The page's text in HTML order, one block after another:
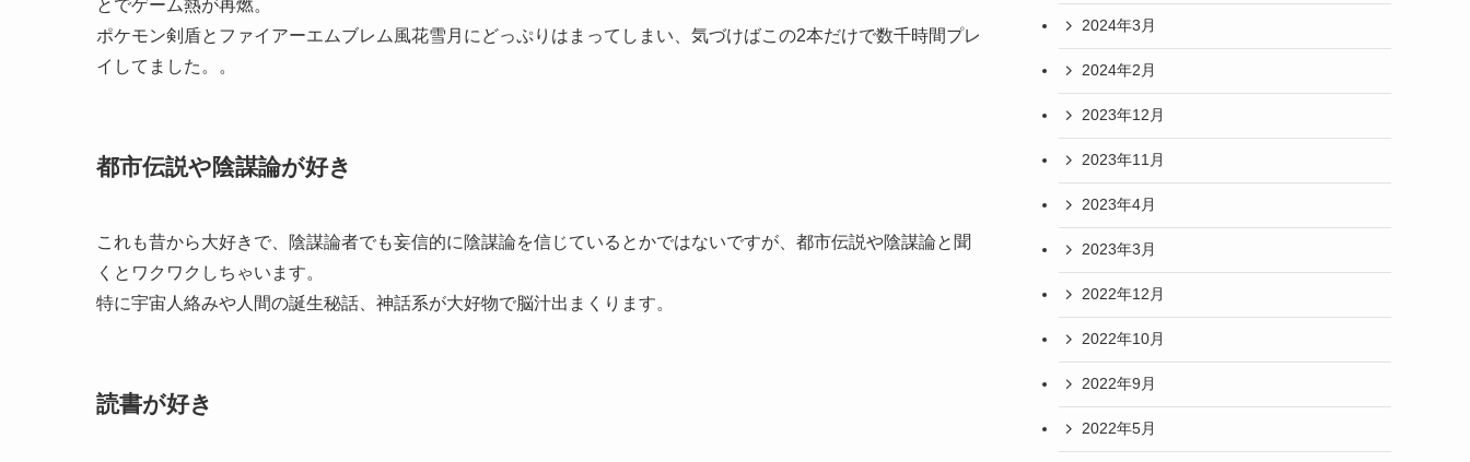
とでゲーム熱が再燃。
ポケモン剣盾とファイアーエムブレム風花雪月にどっぷりはまってしまい、気づけばこの2本だけで数千時間プレ
イしてました。。
都市伝説や陰謀論が好き
これも昔から大好きで、陰謀論者でも妄信的に陰謀論を信じているとかではないですが、都市伝説や陰謀論と聞
くとワクワクしちゃいます。
特に宇宙人絡みや人間の誕生秘話、神話系が大好物で脳汁出まくります。
読書が好き
2024年3月
2024年2月
2023年12月
2023年11月
2023年4月
2023年3月
2022年12月
2022年10月
2022年9月
2022年5月